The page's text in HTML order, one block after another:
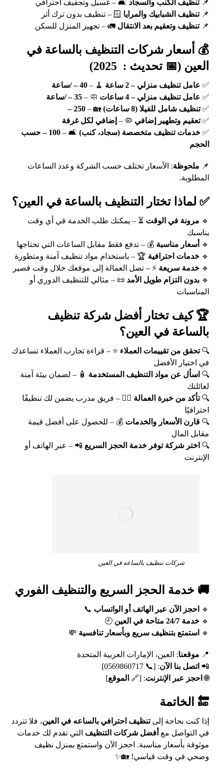
📌تنظيف الكنب والسجاد 🛋️ – غسيل وتجفيف احترافي
📌تنظيف الشبابيك والمرايا
📌تنظيف وتعقيم بعد الانتقال 🚛 – تجهيز المنزل للسكن
💰 أسعار شركات التنظيف بالساعة في
العين (📅 تحديث : 2025)
✅ عامل تنظيف منزلي – 2 ساعة 🧹 –40 – /ساعة
✅ عامل تنظيف منزلي – 4 ساعات 🧼 –35 – /ساعة
✅تنظيف شامل للفيلا (8 ساعات) 🏡 –
250 –
✅تعقيم وتطهير إضافي 🦠 – إضافي لكل غرفة
✅خدمات تنظيف متخصصة (سجاد، كنب) 🛋️ –
100 – حسب
الحجم
📌 ملحوظة: الأسعار تختلف حسب الشركة وعدد الساعات
المطلوبة.
✅ لماذا تختار التنظيف بالساعة في العين؟
🔹 مرونة في الوقت ⏳ – يمكنك طلب الخدمة في أي وقت
يناسبك
🔹
أسعار مناسبة 💰 – تدفع فقط مقابل الساعات التي تحتاجها
🔹خدمات احترافية 🏆 – باستخدام مواد تنظيف آمنة ومتطورة
🔹خدمة سريعة ⚡ – تصل العمالة إلى موقعك خلال وقت قصير
🔹بدون التزام طويل الأمد 📜 – مثالي للتنظيف الدوري أو
المناسبات
🏆 كيف تختار أفضل شركة تنظيف
بالساعة في العين؟
🔍تحقق من تقييمات العملاء ⭐ – قراءة تجارب العملاء تساعدك
في اختيار الأفضل
🔍 اسأل عن مواد التنظيف المستخدمة 🧴 – لضمان بيئة آمنة
لعائلتك
🔍تأكد من خبرة العمالة 👷‍♂️ – فريق مدرب يضمن لك تنظيفًا
احترافيًا
🔍قارن الأسعار والخدمات 💰 – للحصول على أفضل قيمة
مقابل المال
🔍 اختر شركة توفر خدمة الحجز السريع 📲 – عبر الهاتف أو
الإنترنت
شركات تنظيف بالساعه في العين
🚚 خدمة الحجز السريع والتنظيف الفوري
🔹 احجز الآن عبر الهاتف أو الواتساب 📞
🔹خدمة 24/7 متاحة في العين
🕘
🔹
استمتع بتنظيف سريع وبأسعار تنافسية 💸
📍 موقعنا: العين، الإمارات العربية المتحدة
📲 اتصل بنا الآن: [📞 0569860717]
🌐 احجز عبر الإنترنت: [🔗 الموقع]
🔚 الخاتمة
إذا كنت بحاجة إلىتنظيف احترافي بالساعه في العين، فلا تتردد
في التواصل مع أفضل شركات التنظيف التي تقدم لك خدمات
موثوقة بأسعار مناسبة. احجز الآن واستمتع بمنزل نظيف
وصحي في وقت قياسي! 🏡✨